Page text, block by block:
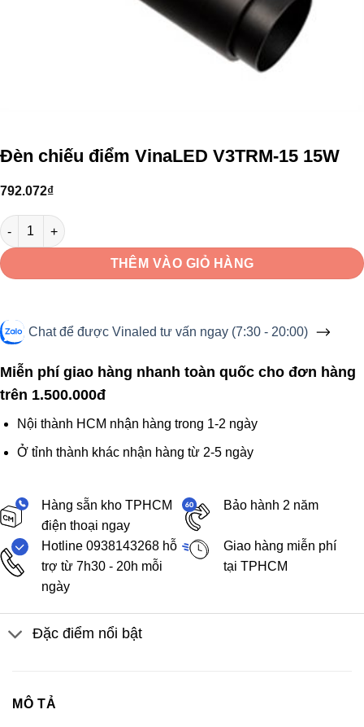
Đèn chiếu điểm VinaLED V3TRM-15 15W
792.072₫
Đèn chiếu điểm VinaLED V3TRM-15 15W số lượng
THÊM VÀO GIỎ HÀNG
Chat để được Vinaled tư vấn ngay (7:30 - 20:00)
Miễn phí giao hàng nhanh toàn quốc cho đơn hàng
trên 1.500.000đ
Nội thành HCM nhận hàng trong 1-2 ngày
Ở tỉnh thành khác nhận hàng từ 2-5 ngày
Hàng sẵn kho TPHCM
điện thoại ngay
Bảo hành 2 năm
Hotline 0938143268 hỗ
trợ từ 7h30 - 20h mỗi
ngày
Giao hàng miễn phí
tại TPHCM
Đặc điểm nổi bật
MÔ TẢ